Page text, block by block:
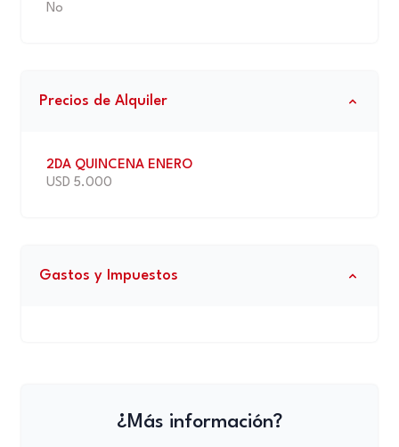
No
Precios de Alquiler
2DA QUINCENA ENERO
USD 5.000
Gastos y Impuestos
¿Más información?